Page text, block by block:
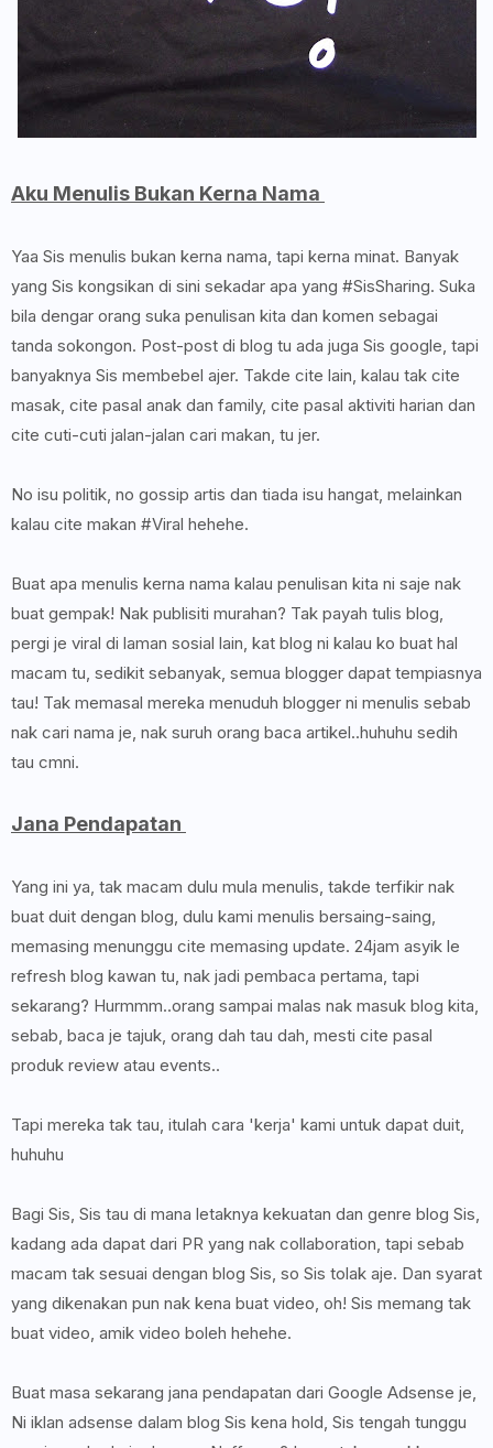
Aku Menulis Bukan Kerna Nama
Yaa Sis menulis bukan kerna nama, tapi kerna minat. Banyak
yang Sis kongsikan di sini sekadar apa yang #SisSharing. Suka
bila dengar orang suka penulisan kita dan komen sebagai
tanda sokongon. Post-post di blog tu ada juga Sis google, tapi
banyaknya Sis membebel ajer. Takde cite lain, kalau tak cite
masak, cite pasal anak dan family, cite pasal aktiviti harian dan
cite cuti-cuti jalan-jalan cari makan, tu jer.
No isu politik, no gossip artis dan tiada isu hangat, melainkan
kalau cite makan #Viral hehehe.
Buat apa menulis kerna nama kalau penulisan kita ni saje nak
buat gempak! Nak publisiti murahan? Tak payah tulis blog,
pergi je viral di laman sosial lain, kat blog ni kalau ko buat hal
macam tu, sedikit sebanyak, semua blogger dapat tempiasnya
tau! Tak memasal mereka menuduh blogger ni menulis sebab
nak cari nama je, nak suruh orang baca artikel..huhuhu sedih
tau cmni.
Jana Pendapatan
Yang ini ya, tak macam dulu mula menulis, takde terfikir nak
buat duit dengan blog, dulu kami menulis bersaing-saing,
memasing menunggu cite memasing update. 24jam asyik le
refresh blog kawan tu, nak jadi pembaca pertama, tapi
sekarang? Hurmmm..orang sampai malas nak masuk blog kita,
sebab, baca je tajuk, orang dah tau dah, mesti cite pasal
produk review atau events..
Tapi mereka tak tau, itulah cara 'kerja' kami untuk dapat duit,
huhuhu
Bagi Sis, Sis tau di mana letaknya kekuatan dan genre blog Sis,
kadang ada dapat dari PR yang nak collaboration, tapi sebab
macam tak sesuai dengan blog Sis, so Sis tolak aje. Dan syarat
yang dikenakan pun nak kena buat video, oh! Sis memang tak
buat video, amik video boleh hehehe.
Buat masa sekarang jana pendapatan dari Google Adsense je,
Ni iklan adsense dalam blog Sis kena hold, Sis tengah tunggu